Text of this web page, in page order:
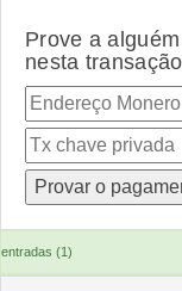
Prove a
nesta
entradas (1)